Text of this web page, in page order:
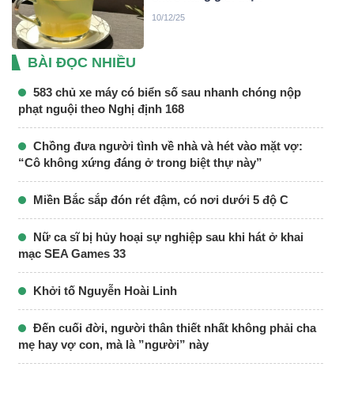
10/12/25
BÀI ĐỌC NHIỀU
583 chủ xe máy có biển số sau nhanh chóng nộp
phạt nguội theo Nghị định 168
Chồng đưa người tình về nhà và hét vào mặt vợ:
“Cô không xứng đáng ở trong biệt thự này”
Miền Bắc sắp đón rét đậm, có nơi dưới 5 độ C
Nữ ca sĩ bị hủy hoại sự nghiệp sau khi hát ở khai
mạc SEA Games 33
Khởi tố Nguyễn Hoài Linh
Đến cuối đời, người thân thiết nhất không phải cha
mẹ hay vợ con, mà là ”người” này